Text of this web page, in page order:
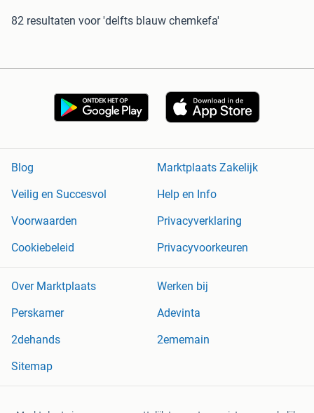
82 resultaten voor 'delfts blauw chemkefa'
Blog
Marktplaats Zakelijk
Veilig en Succesvol
Help en Info
Voorwaarden
Privacyverklaring
Cookiebeleid
Privacyvoorkeuren
Over Marktplaats
Werken bij
Perskamer
Adevinta
2dehands
2ememain
Sitemap